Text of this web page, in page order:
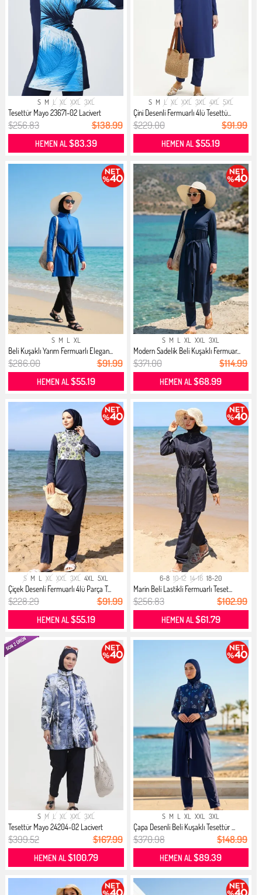
S M L XL XXL 3XL
Tesettür Mayo 23671-02 Lacivert
$256.83 $138.99
HEMEN AL$83.39
S M L XL XXL 3XL 4XL 5XL
Çini Desenli Fermuarlı 4lü Tesettü...
$229.00 $91.99
HEMEN AL$55.19
S M L XL
Beli Kuşaklı Yarım Fermuarlı Elegan...
$286.00 $91.99
HEMEN AL$55.19
S M L XL XXL 3XL
Modern Sadelik Beli Kuşaklı Fermuar...
$371.00 $114.99
HEMEN AL$68.99
S M L XL XXL 3XL 4XL 5XL
Çiçek Desenli Fermuarlı 4lü Parça T...
$228.29 $91.99
HEMEN AL$55.19
6-8 10-12 14-16 18-20
Marin Beli Lastikli Fermuarlı Teset...
$256.83 $102.99
HEMEN AL$61.79
S M L XL XXL 3XL
Tesettür Mayo 24204-02 Lacivert
$399.52 $167.99
HEMEN AL$100.79
S M L XL XXL 3XL
Çapa Desenli Beli Kuşaklı Tesettür ...
$370.98 $148.99
HEMEN AL$89.39